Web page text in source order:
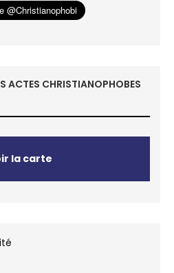
ACTES CHRISTIANOPHOBES
la carte